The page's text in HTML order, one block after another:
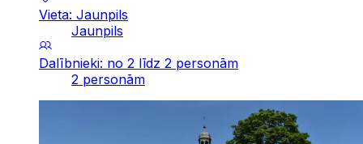
Vieta: Jaunpils
Jaunpils
Dalībnieki: no 2 līdz 2 personām
2 personām